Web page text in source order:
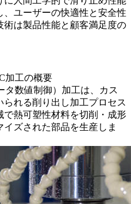
ユーザーの快適性と安全性
術は製品性能と顧客満足度の
加工の概要
タ数値制御）加工は、カス
れる削り出し加工プロセス
熱可塑性材料を切削・成形
ズされた部品を生産しま